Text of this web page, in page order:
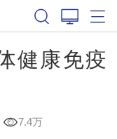
健康免疫
7.4万